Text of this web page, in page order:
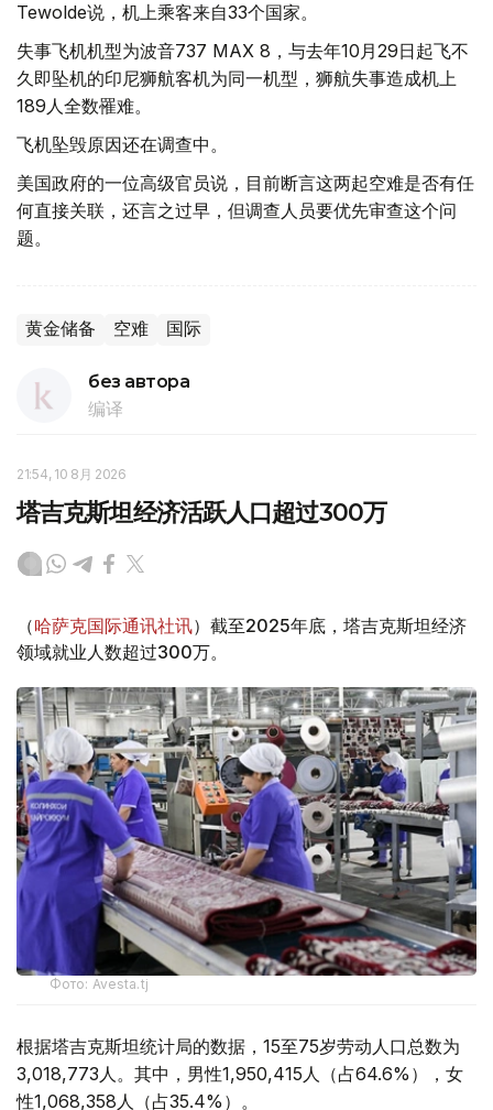
Tewolde说，机上乘客来自33个国家。
失事飞机机型为波音737 MAX 8，与去年10月29日起飞不
久即坠机的印尼狮航客机为同一机型，狮航失事造成机上
189人全数罹难。
飞机坠毁原因还在调查中。
美国政府的一位高级官员说，目前断言这两起空难是否有任
何直接关联，还言之过早，但调查人员要优先审查这个问
题。
黄金储备 空难 国际
без автора
编译
21:54, 10 8月 2026
塔吉克斯坦经济活跃人口超过300万
（哈萨克国际通讯社讯）截至2025年底，塔吉克斯坦经济
领域就业人数超过300万。
Фото: Avesta.tj
根据塔吉克斯坦统计局的数据，15至75岁劳动人口总数为
3,018,773人。其中，男性1,950,415人（占64.6%），女
性1,068,358人（占35.4%）。